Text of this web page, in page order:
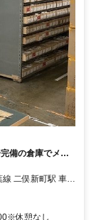
備の倉庫でメガ
二俣新町駅 車で
東西線 西船橋駅
通勤OK※無料駐
休憩なし